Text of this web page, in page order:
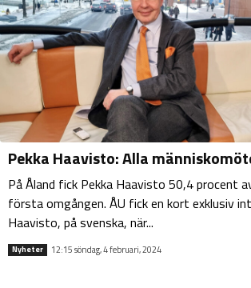
Pekka Haavisto: Alla
På Åland fick Pekka Haavisto 50,4 procent
första omgången. ÅU fick en kort exklusiv
Haavisto, på svenska, när...
Nyheter 12:15 söndag, 4 februari, 2024